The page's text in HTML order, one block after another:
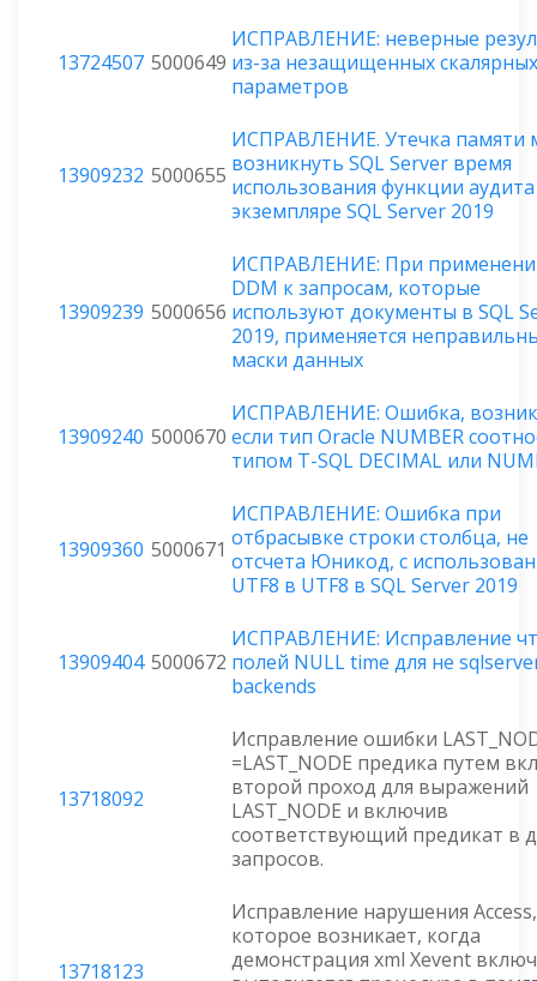
13724507 5000649
ИСПРАВЛЕНИЕ: неверные
из-за незащищенных скалярных
параметров
13909232 5000655
ИСПРАВЛЕНИЕ. Утечка памяти
возникнуть SQL Server время
использования функции
экземпляре SQL Server 2019
13909239 5000656
ИСПРАВЛЕНИЕ: При
DDM к запросам, которые
используют документы в SQL
2019, применяется
маски данных
13909240 5000670
ИСПРАВЛЕНИЕ: Ошибка,
если тип Oracle NUMBER
типом T-SQL DECIMAL или
13909360 5000671
ИСПРАВЛЕНИЕ: Ошибка при
отбрасывке строки столбца, не
отсчета Юникод, с
UTF8 в UTF8 в SQL Server 2019
13909404 5000672
ИСПРАВЛЕНИЕ: Исправление
полей NULL time для не
backends
13718092
Исправление ошибки
=LAST_NODE предика путем
второй проход для выражений
LAST_NODE и включив
соответствующий предикат в
запросов.
13718123
Исправление нарушения Access,
которое возникает, когда
демонстрация xml Xevent